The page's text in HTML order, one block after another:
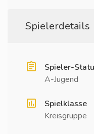
Spielerdetails
Spieler-
A-Jugend
Spielklasse
Kreisgruppe